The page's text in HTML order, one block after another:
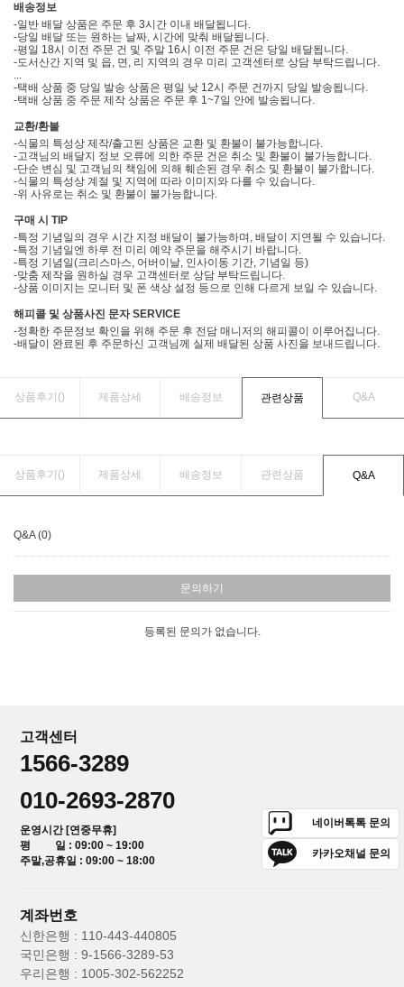
배송정보
-일반 배달 상품은 주문 후 3시간 이내 배달됩니다.
-당일 배달 또는 원하는 날짜, 시간에 맞춰 배달됩니다.
-평일 18시 이전 주문 건 및 주말 16시 이전 주문 건은 당일 배달됩니다.
-도서산간 지역 및 읍, 면, 리 지역의 경우 미리 고객센터로 상담 부탁드립니다.
-택배 상품 중 당일 발송 상품은 평일 낮 12시 주문 건까지 당일 발송됩니다.
-택배 상품 중 주문 제작 상품은 주문 후 1~7일 안에 발송됩니다.
교환/환불
-식물의 특성상 제작/출고된 상품은 교환 및 환불이 불가능합니다.
-고객님의 배달지 정보 오류에 의한 주문 건은 취소 및 환불이 불가능합니다.
-단순 변심 및 고객님의 책임에 의해 훼손된 경우 취소 및 환불이 불가합니다.
-식물의 특성상 계절 및 지역에 따라 이미지와 다를 수 있습니다.
-위 사유로는 취소 및 환불이 불가능합니다.
구매 시 TIP
-특정 기념일의 경우 시간 지정 배달이 불가능하며, 배달이 지연될 수 있습니다.
-특정 기념일엔 하루 전 미리 예약 주문을 해주시기 바랍니다.
-특정 기념일(크리스마스, 어버이날, 인사이동 기간, 기념일 등)
-맞춤 제작을 원하실 경우 고객센터로 상담 부탁드립니다.
-상품 이미지는 모니터 및 폰 색상 설정 등으로 인해 다르게 보일 수 있습니다.
해피콜 및 상품사진 문자 SERVICE
-정확한 주문정보 확인을 위해 주문 후 전담 매니저의 해피콜이 이루어집니다.
-배달이 완료된 후 주문하신 고객님께 실제 배달된 상품 사진을 보내드립니다.
상품후기() 제품상세 배송정보 관련상품 Q&A
상품후기() 제품상세 배송정보 관련상품 Q&A
Q&A (0)
문의하기
등록된 문의가 없습니다.
고객센터
1566-3289
010-2693-2870
운영시간 [연중무휴]
평 일 : 09:00 ~ 19:00
주말,공휴일 : 09:00 ~ 18:00
네이버톡톡 문의
카카오채널 문의
계좌번호
신한은행 : 110-443-440805
국민은행 : 9-1566-3289-53
우리은행 : 1005-302-562252